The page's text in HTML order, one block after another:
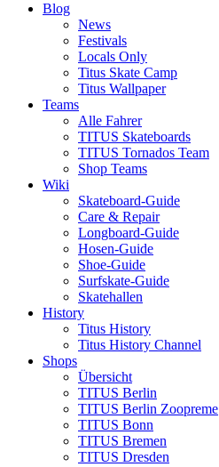
Blog
News
Festivals
Locals Only
Titus Skate Camp
Titus Wallpaper
Teams
Alle Fahrer
TITUS Skateboards
TITUS Tornados Team
Shop Teams
Wiki
Skateboard-Guide
Care & Repair
Longboard-Guide
Hosen-Guide
Shoe-Guide
Surfskate-Guide
Skatehallen
History
Titus History
Titus History Channel
Shops
Übersicht
TITUS Berlin
TITUS Berlin Zoopreme
TITUS Bonn
TITUS Bremen
TITUS Dresden